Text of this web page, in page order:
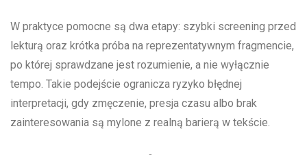
W praktyce pomocne są dwa etapy: szybki screening przed
lekturą oraz krótka próba na reprezentatywnym fragmencie,
po której sprawdzane jest rozumienie, a nie wyłącznie
tempo. Takie podejście ogranicza ryzyko błędnej
interpretacji, gdy zmęczenie, presja czasu albo brak
zainteresowania są mylone z realną barierą w tekście.